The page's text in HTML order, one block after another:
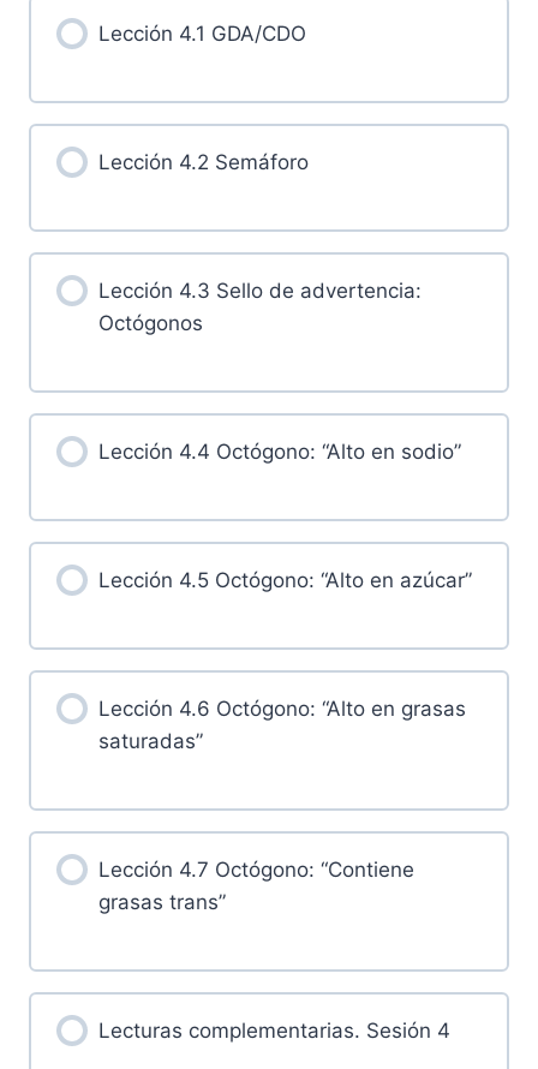
Lección 4.1 GDA/CDO
Lección 4.2 Semáforo
Lección 4.3 Sello de advertencia:
Octógonos
Lección 4.4 Octógono: “Alto en sodio”
Lección 4.5 Octógono: “Alto en azúcar”
Lección 4.6 Octógono: “Alto en grasas
saturadas”
Lección 4.7 Octógono: “Contiene
grasas trans”
Lecturas complementarias. Sesión 4